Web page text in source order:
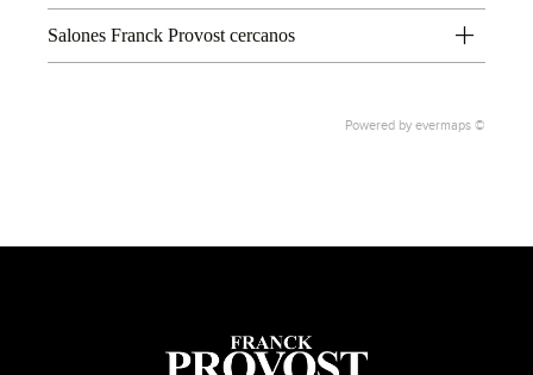
Salones Franck Provost cercanos
Powered by evermaps ©